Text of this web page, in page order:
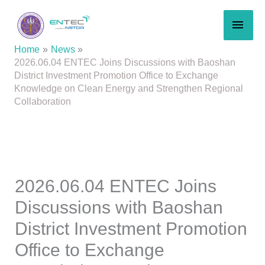
content
Home
News
2026.06.04 ENTEC Joins Discussions with Baoshan
District Investment Promotion Office to Exchange
Knowledge on Clean Energy and Strengthen Regional
Collaboration
2026.06.04 ENTEC Joins
Discussions with Baoshan
District Investment Promotion
Office to Exchange